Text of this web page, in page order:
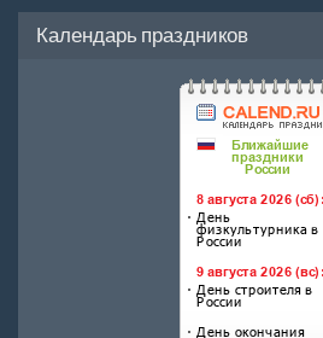
Календарь праздников